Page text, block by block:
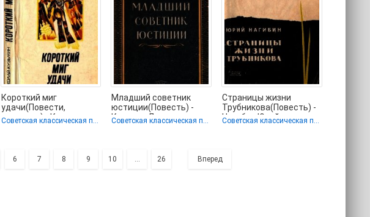
Короткий миг
удачи(Повести,
рассказы) - Кузьмин
Советская классическая проза
Младший советник
юстиции(Повесть) -
Карелин Лазарь
Советская классическая проза
Страницы жизни
Трубникова(Повесть) -
Нагибин Юрий
Советская классическая проза
6 7 8 9 10 ... 26 Вперед